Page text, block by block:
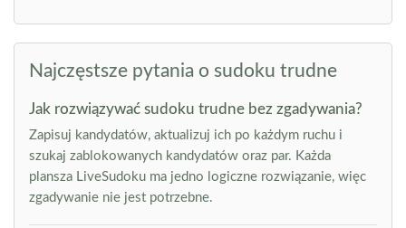
Najczęstsze pytania o sudoku trudne
Jak rozwiązywać sudoku trudne bez zgadywania?
Zapisuj kandydatów, aktualizuj ich po każdym ruchu i
szukaj zablokowanych kandydatów oraz par. Każda
plansza LiveSudoku ma jedno logiczne rozwiązanie, więc
zgadywanie nie jest potrzebne.